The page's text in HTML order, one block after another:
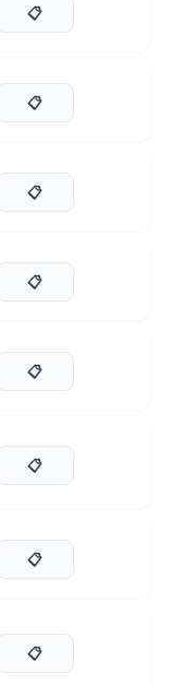
📋
📋
📋
📋
📋
📋
📋
📋